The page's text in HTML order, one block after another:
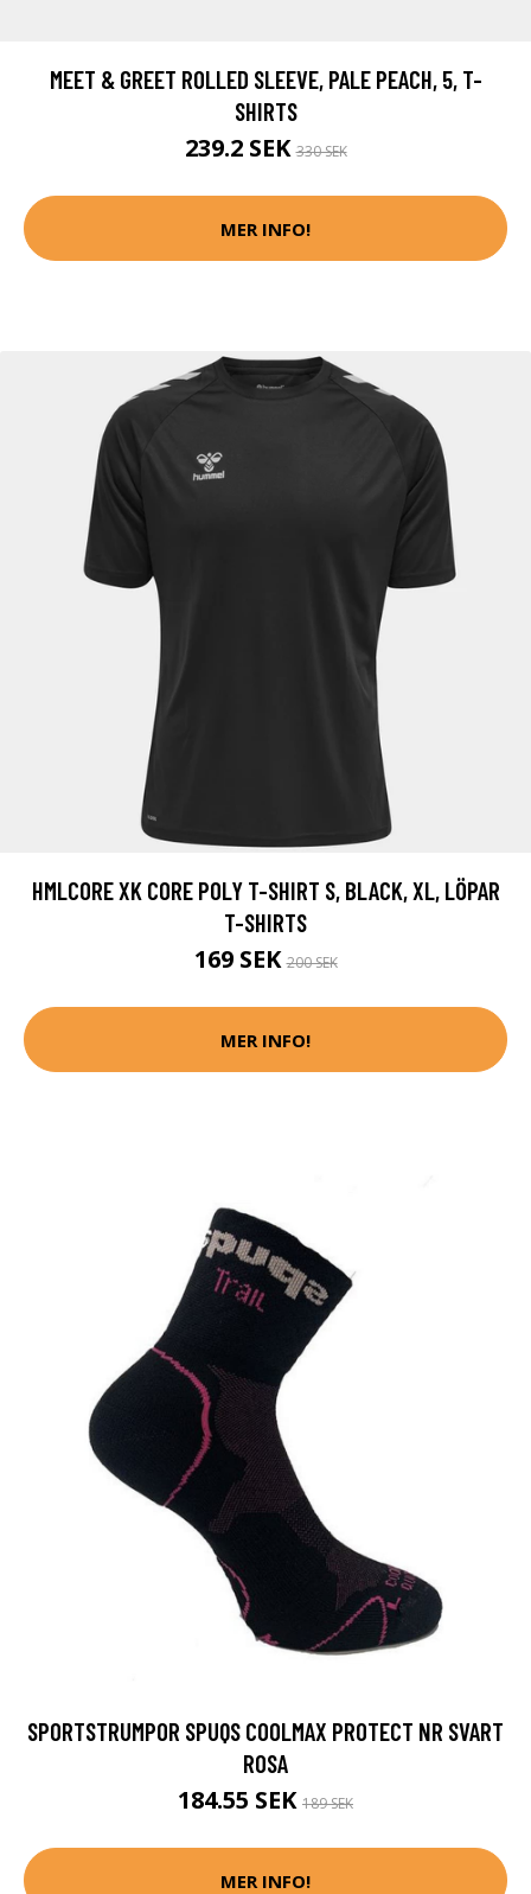
MEET & GREET ROLLED SLEEVE, PALE PEACH, 5, T-
SHIRTS
239.2 SEK330 SEK
MER INFO!
HMLCORE XK CORE POLY T-SHIRT S, BLACK, XL, LÖPAR
T-SHIRTS
169 SEK200 SEK
MER INFO!
SPORTSTRUMPOR SPUQS COOLMAX PROTECT NR SVART
ROSA
184.55 SEK 189 SEK
MER INFO!